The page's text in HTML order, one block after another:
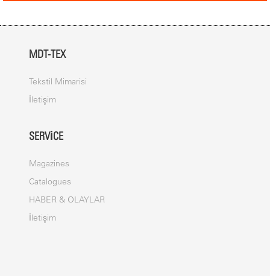
MDT-TEX
Tekstil Mimarisi
İletişim
SERVICE
Magazines
Catalogues
HABER & OLAYLAR
İletişim